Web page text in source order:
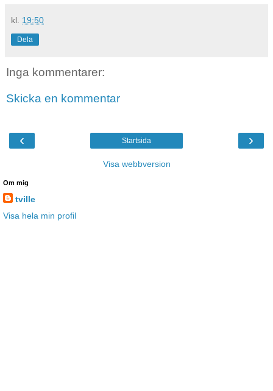
kl. 19:50
Dela
Inga kommentarer:
Skicka en kommentar
‹ ›
Startsida
Visa webbversion
Om mig
tville
Visa hela min profil